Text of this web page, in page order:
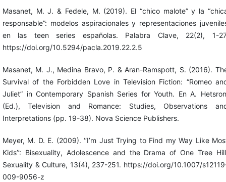
Masanet, M. J. & Fedele, M. (2019). El “chico malote” y la
responsable”: modelos aspiracionales y representaciones
en las teen series españolas. Palabra Clave, 22(2), 1-
https://doi.org/10.5294/pacla.2019.22.2.5
Masanet, M. J., Medina Bravo, P. & Aran-Ramspott, S. (2016).
Survival of the Forbidden Love in Television Fiction: “Romeo
Juliet” in Contemporary Spanish Series for Youth. En A.
(Ed.), Television and Romance: Studies, Observations
Interpretations (pp. 19-38). Nova Science Publishers.
Meyer, M. D. E. (2009). ‘‘I’m Just Trying to Find my Way Like
Kids’’: Bisexuality, Adolescence and the Drama of One Tree
Sexuality & Culture, 13(4), 237-251. https://doi.org/10.1007/
009-9056-z